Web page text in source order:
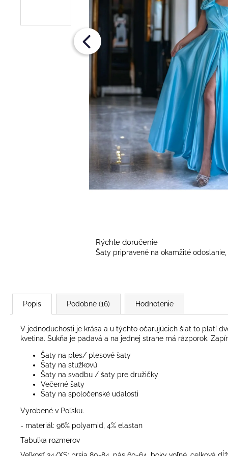
Rýchle doručenie
Šaty pripravené na okamžité
Popis Podobné (16) Hodnotenie
V jednoduchosti je krása a u týchto očarujúcich šiat to platí
kvetina. Sukňa je padavá a na jednej strane má rázporok.
Šaty na ples/ plesové šaty
Šaty na stužkovú
Šaty na svadbu / šaty pre družičky
Večerné šaty
Šaty na spoločenské udalosti
Vyrobené v Poľsku.
- materiál: 96% polyamid, 4% elastan
Tabuľka rozmerov